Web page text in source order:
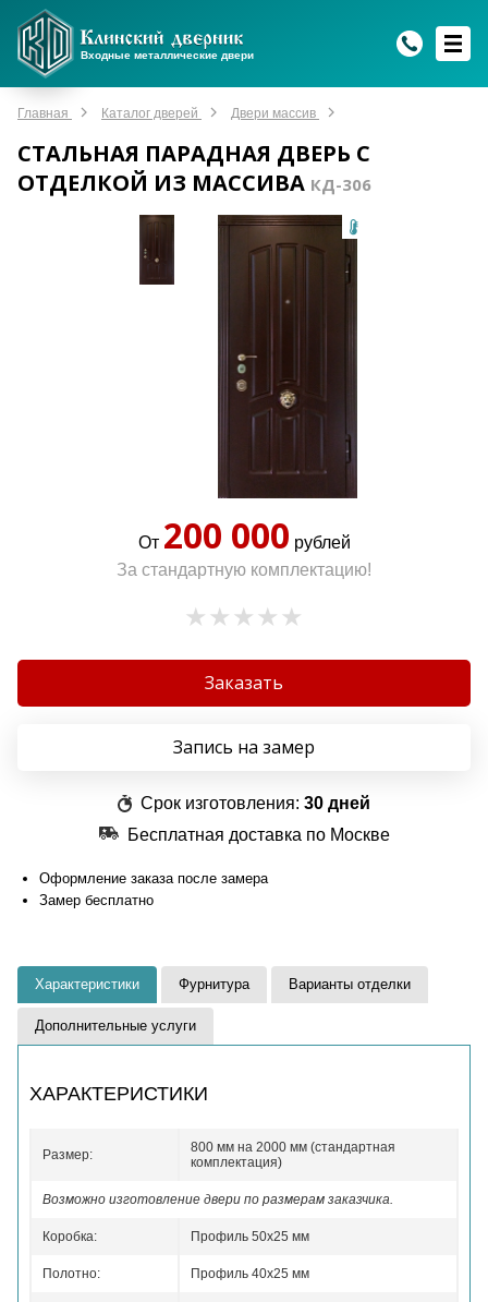
Входные металлические двери
Главная Каталог дверей Двери массив
СТАЛЬНАЯ ПАРАДНАЯ ДВЕРЬ С
ОТДЕЛКОЙ ИЗ МАССИВА КД-306
От 200 000 рублей
За стандартную комплектацию!
Заказать
Запись на замер
Срок изготовления: 30 дней
Бесплатная доставка по Москве
Оформление заказа после замера
Замер бесплатно
Характеристики Фурнитура Варианты отделки
Дополнительные услуги
ХАРАКТЕРИСТИКИ
Размер:
800 мм на 2000 мм (стандартная
комплектация)
Возможно изготовление двери по размерам заказчика.
Коробка: Профиль 50x25 мм
Полотно: Профиль 40x25 мм
Max
Мы онлайн!
WhatsApp
Мы онлайн!
Telegram
Мы онлайн!
Max
Мы онлайн!
WhatsApp
Мы онлайн!